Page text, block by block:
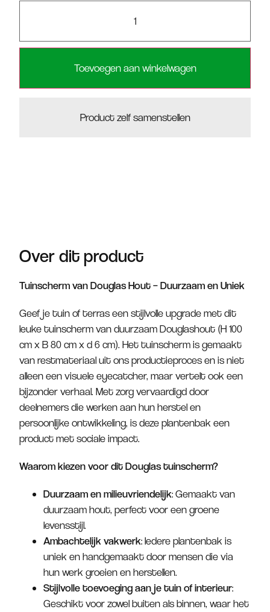
Toevoegen aan winkelwagen
Product zelf samenstellen
Over dit product
Tuinscherm van Douglas Hout – Duurzaam en Uniek
Geef je tuin of terras een stijlvolle upgrade met dit
leuke tuinscherm van duurzaam Douglashout (H 100
cm x B 80 cm x d 6 cm). Het tuinscherm is gemaakt
van restmateriaal uit ons productieproces en is niet
alleen een visuele eyecatcher, maar vertelt ook een
bijzonder verhaal. Met zorg vervaardigd door
deelnemers die werken aan hun herstel en
persoonlijke ontwikkeling, is deze plantenbak een
product met sociale impact.
Waarom kiezen voor dit Douglas tuinscherm?
Duurzaam en milieuvriendelijk: Gemaakt van
duurzaam hout, perfect voor een groene
levensstijl.
Ambachtelijk vakwerk: Iedere plantenbak is
uniek en handgemaakt door mensen die via
hun werk groeien en herstellen.
Stijlvolle toevoeging aan je tuin of interieur:
Geschikt voor zowel buiten als binnen, waar het